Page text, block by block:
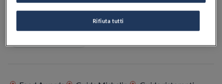
VEDI SULLA MAPPARifiuta tutti